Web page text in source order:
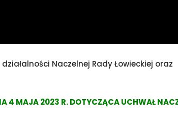
Naczelnej Rady Łowieckiej oraz
4 MAJA 2023 R. DOTYCZĄCA UCHWAŁ